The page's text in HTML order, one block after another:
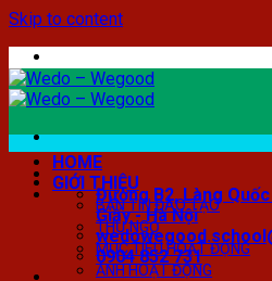
Skip to content
Đường B2, Làng
Giấy - Hà Nội
0904 852 731
HOME
GIỚI THIỆU
BẢN TIN ĐÀO TẠO
THƯ NGỎ
MỤC TIÊU HOẠT ĐỘNG
ẢNH HOẠT ĐỘNG